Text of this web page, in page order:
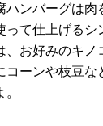
ハンバーグは肉
って仕上げる
、お好みのキノ
コーンや枝豆